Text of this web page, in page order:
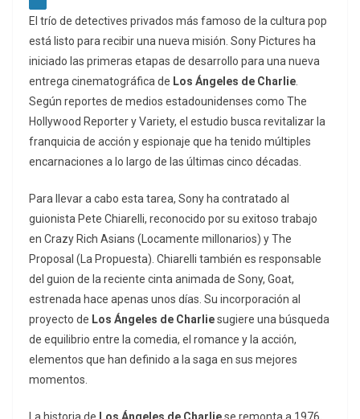
El trío de detectives privados más famoso de la cultura pop
está listo para recibir una nueva misión. Sony Pictures ha
iniciado las primeras etapas de desarrollo para una nueva
entrega cinematográfica de Los Ángeles de Charlie
Según reportes de medios estadounidenses como The
Hollywood ReporteryVariety, el estudio busca revitalizar la
franquicia de acción y espionaje que ha tenido múltiples
encarnaciones a lo largo de las últimas cinco décadas.
Para llevar a cabo esta tarea, Sony ha contratado al
guionista Pete Chiarelli, reconocido por su exitoso trabajo
en Crazy Rich Asians (Locamente millonarios) yThe
Proposal (La Propuesta). Chiarelli también es responsable
del guion de la reciente cinta animada de Sony, Goat,
estrenada hace apenas unos días. Su incorporación al
proyecto de Los Ángeles de Charliesugiere una búsqueda
de equilibrio entre la comedia, el romance y la acción,
elementos que han definido a la saga en sus mejores
momentos.
La historia de Los Ángeles de Charliese remonta a 1976,